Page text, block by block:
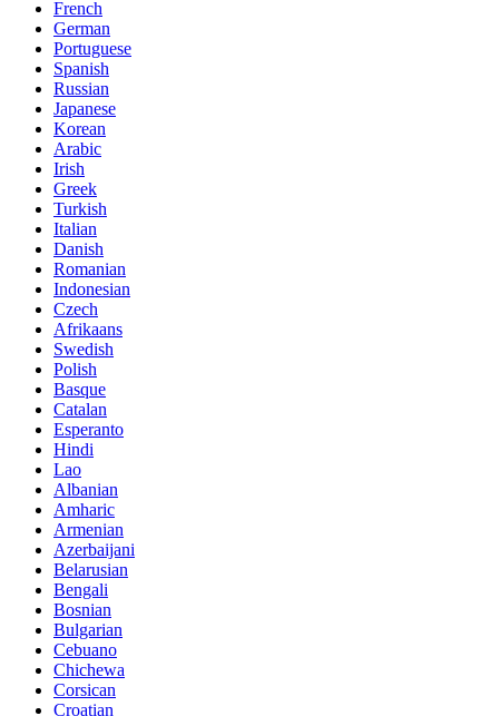
French
German
Portuguese
Spanish
Russian
Japanese
Korean
Arabic
Irish
Greek
Turkish
Italian
Danish
Romanian
Indonesian
Czech
Afrikaans
Swedish
Polish
Basque
Catalan
Esperanto
Hindi
Lao
Albanian
Amharic
Armenian
Azerbaijani
Belarusian
Bengali
Bosnian
Bulgarian
Cebuano
Chichewa
Corsican
Croatian